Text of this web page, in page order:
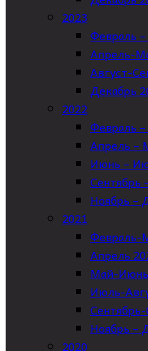
2023
Февраль
Апрель-
Август-
Декабрь
2022
Февраль
Апрель –
Июнь –
Сентябрь
Ноябрь –
2021
Февраль-
Апрель
Май-
Июль-
Ноябрь –
2020